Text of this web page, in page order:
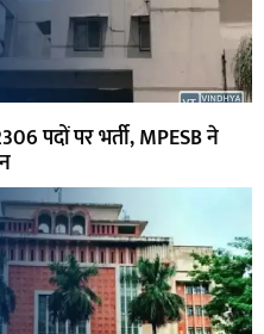
पदों पर भर्ती, MPESB ने